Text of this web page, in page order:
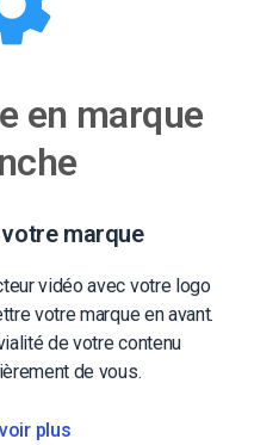
en marque
marque
vidéo avec votre logo
votre marque en avant.
de votre contenu
de vous.
plus